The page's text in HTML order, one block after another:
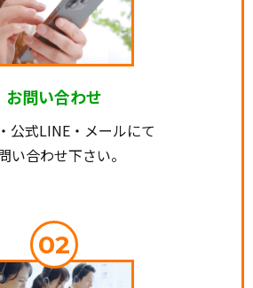
お問い合わせ
公式LINE・メールにて
い合わせ下さい。
02